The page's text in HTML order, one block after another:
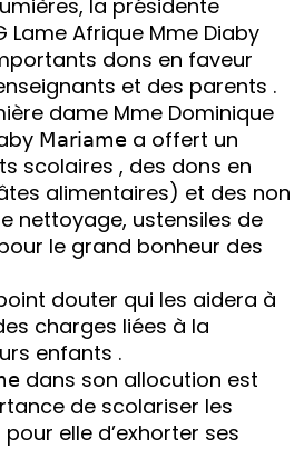
la présidente
Lame Afrique Mme Diaby
dons en faveur
et des parents .
dame Mme Dominique
𝖬𝖺𝗋𝗂𝖺𝗆𝖾 a offert un
scolaires , des dons en
alimentaires) et des non
nettoyage, ustensiles de
le grand bonheur des
douter qui les aidera à
charges liées à la
enfants .
dans son allocution est
de scolariser les
elle d’exhorter ses